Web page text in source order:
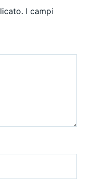
I campi